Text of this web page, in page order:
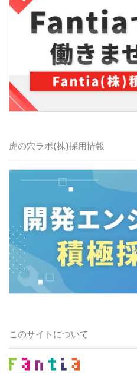
虎の穴ラボ(株)採用情報
このサイトについて